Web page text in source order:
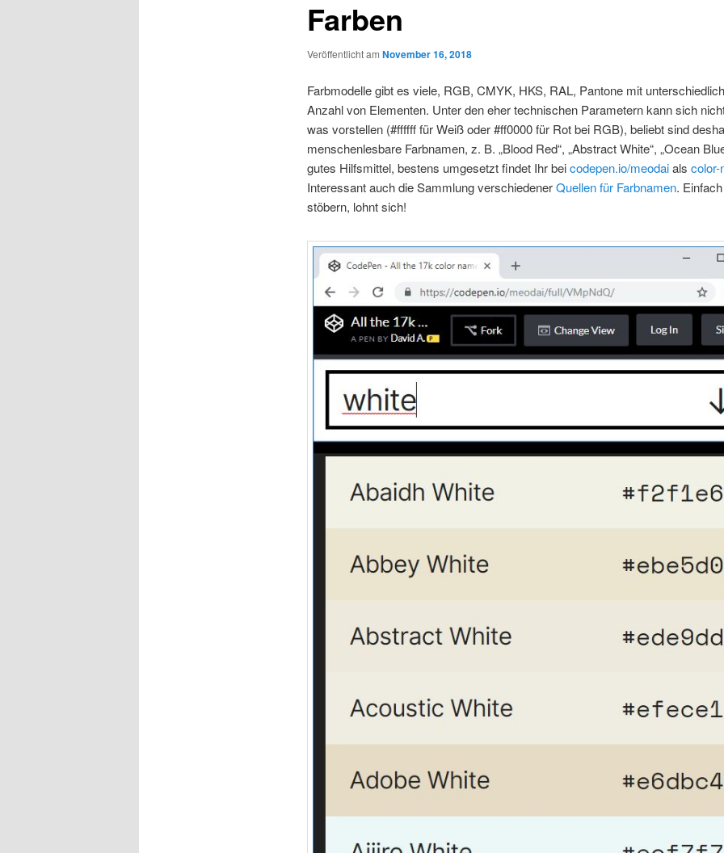
Farben
Veröffentlicht am November 16, 2018
Farbmodelle gibt es viele, RGB, CMYK, HKS, RAL, Pantone mit
Anzahl von Elementen. Unter den eher technischen Parametern kann sich
was vorstellen (#ffffff für Weiß oder #ff0000 für Rot bei RGB), beliebt sind
menschenlesbare Farbnamen, z. B. „Blood Red“, „Abstract White“, „Ocean
gutes Hilfsmittel, bestens umgesetzt findet Ihr beicodepen.io/meodaials color-
Interessant auch die Sammlung verschiedenerQuellen für Farbnamen.
stöbern, lohnt sich!